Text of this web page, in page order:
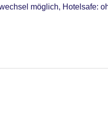
möglich, Hotelsafe:
Juni - September;
Süßwasser, Liegestühle: